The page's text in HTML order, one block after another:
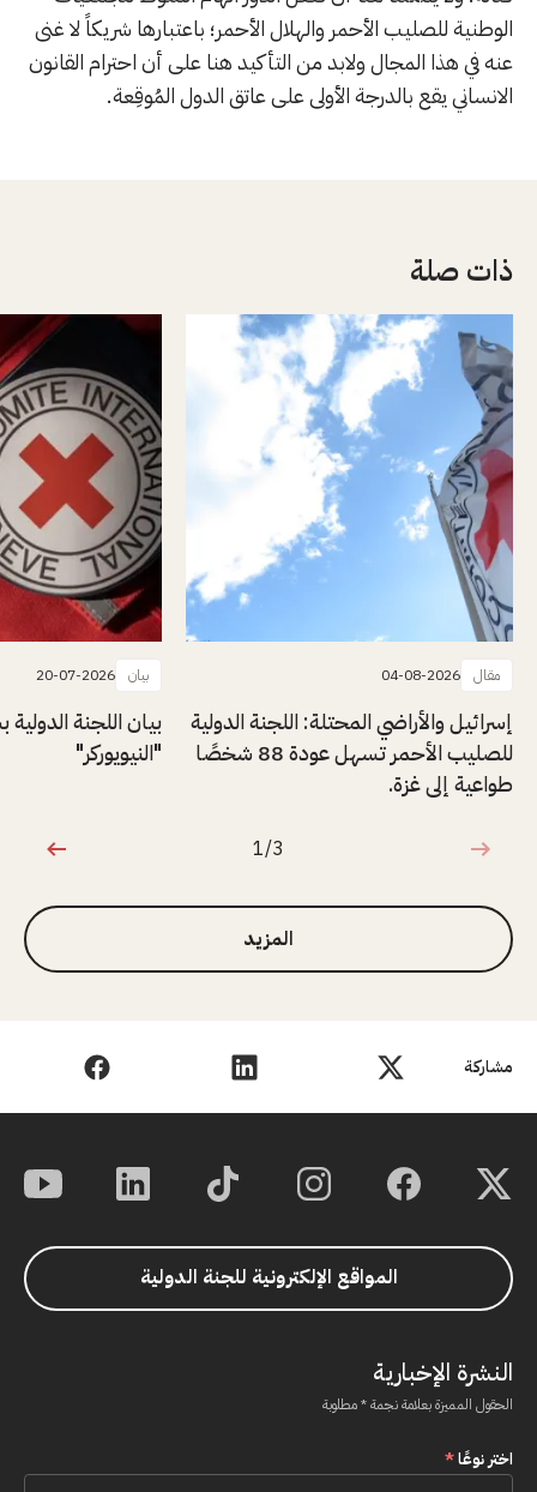
مشاركة
الوطنية للصليب الأحمر والهلال الأحمر؛ باعتبارها شريكاً لا غنى
عنه في هذا المجال ولابد من التأكيد هنا على أن احترام القانون
الانساني يقع بالدرجة الأولى على عاتق الدول المُوقِعة.
ذات صلة
مقال 04-08-2026
إسرائيل والأراضي المحتلة: اللجنة الدولية
للصليب الأحمر تسهل عودة 88 شخصًا
طواعية إلى غزة.
بيان 20-07-2026
بيان اللجنة
"النيويوركر"
1 من 3
1/3
المزيد
المواقع الإلكترونية للجنة الدولية
النشرة الإخبارية
الحقول المميزة بعلامة نجمة * مطلوبة
اختر نوعًا*